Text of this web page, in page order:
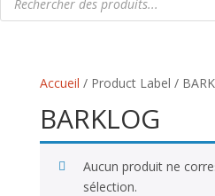
Accueil / Product Label /
BARKLOG
Aucun produit ne
sélection.